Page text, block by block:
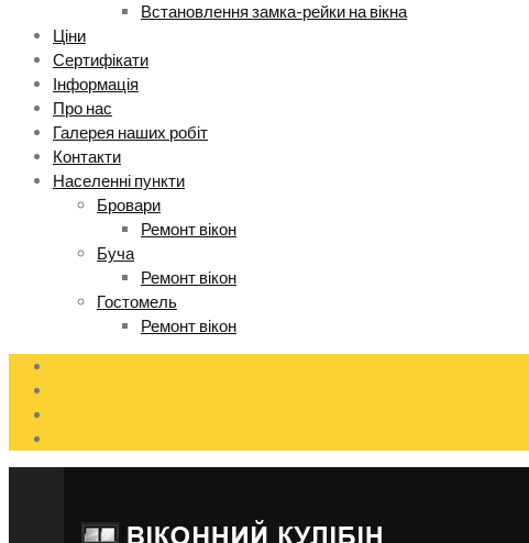
Встановлення замка-рейки на вікна
Ціни
Сертифікати
Інформація
Про нас
Галерея наших робіт
Контакти
Населенні пункти
Бровари
Ремонт вікон
Буча
Ремонт вікон
Гостомель
Ремонт вікон